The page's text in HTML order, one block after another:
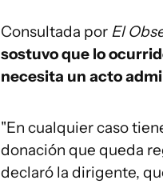
Consultada por El
sostuvo que lo
necesita un acto
"En cualquier caso
donación que queda
declaró la dirigente,